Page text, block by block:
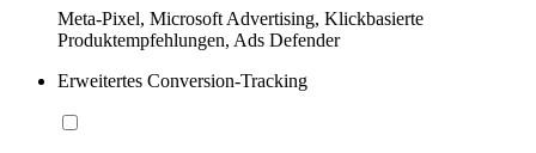
Meta-Pixel, Microsoft Advertising, Klickbasierte
Produktempfehlungen, Ads Defender
Erweitertes Conversion-Tracking